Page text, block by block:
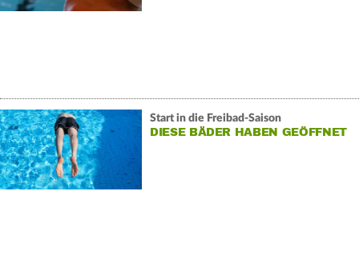
Start in die Freibad-Saison
DIESE BÄDER HABEN GEÖFFNET